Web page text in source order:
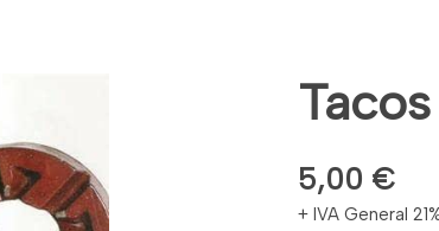
5,00 €
+ IVA General